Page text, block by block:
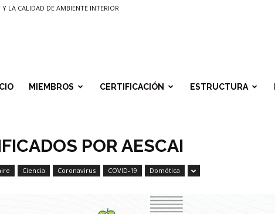
LA CALIDAD DE AMBIENTE INTERIOR
MIEMBROS CERTIFICACIÓN ESTRUCTURA
POR AESCAI
Ciencia Coronavirus COVID-19 Domótica